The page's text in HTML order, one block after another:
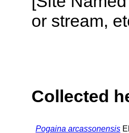
or stream,
Collected
Pogaina arcassonensis